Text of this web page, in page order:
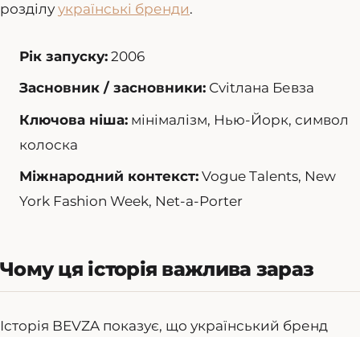
розділуукраїнські бренди.
Рік запуску: 2006
Засновник / засновники: Сvitлана Бевза
Ключова ніша: мінімалізм, Нью-Йорк, символ
колоска
Міжнародний контекст: Vogue Talents, New
York Fashion Week, Net-a-Porter
Чому ця історія важлива зараз
Історія BEVZA показує, що український бренд